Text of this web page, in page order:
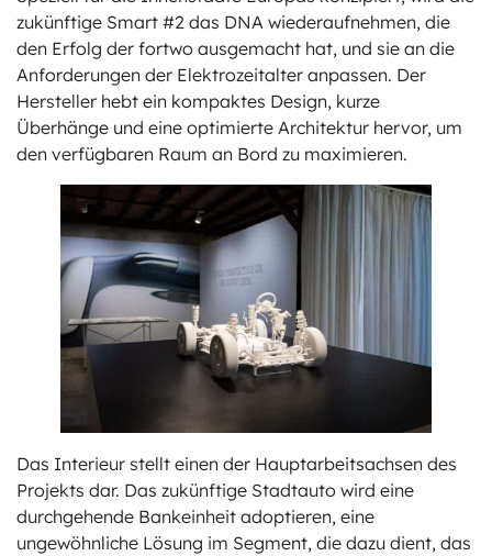
zukünftige Smart #2 das DNA wiederaufnehmen, die
den Erfolg der fortwo ausgemacht hat, und sie an die
Anforderungen der Elektrozeitalter anpassen. Der
Hersteller hebt ein kompaktes Design, kurze
Überhänge und eine optimierte Architektur hervor, um
den verfügbaren Raum an Bord zu maximieren.
Das Interieur stellt einen der Hauptarbeitsachsen des
Projekts dar. Das zukünftige Stadtauto wird eine
durchgehende Bankeinheit adoptieren, eine
ungewöhnliche Lösung im Segment, die dazu dient, das